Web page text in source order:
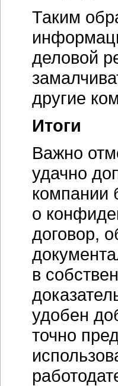
Таким
деловой
другие
Итоги
Важно
удачно
компании
о
договор,
в
удобен
точно